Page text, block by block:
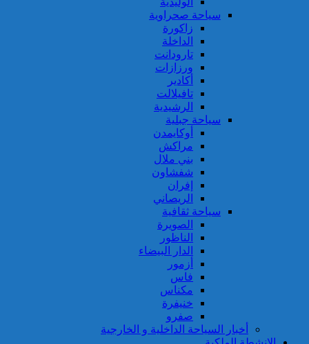
سياحة صحراوية
زاكورة
الداخلة
تارودانت
ورزازات
أكادير
تافيلالت
الرشيدية
سياحة جبلية
أوكايمدن
مراكش
بني ملال
شفشاون
إفران
الريصاني
سياحة ثقافية
الصويرة
الناظور
الدار البيضاء
أزمور
فاس
مكناس
خنيفرة
صفرو
أخبار السياحة الداخلية و الخارجية